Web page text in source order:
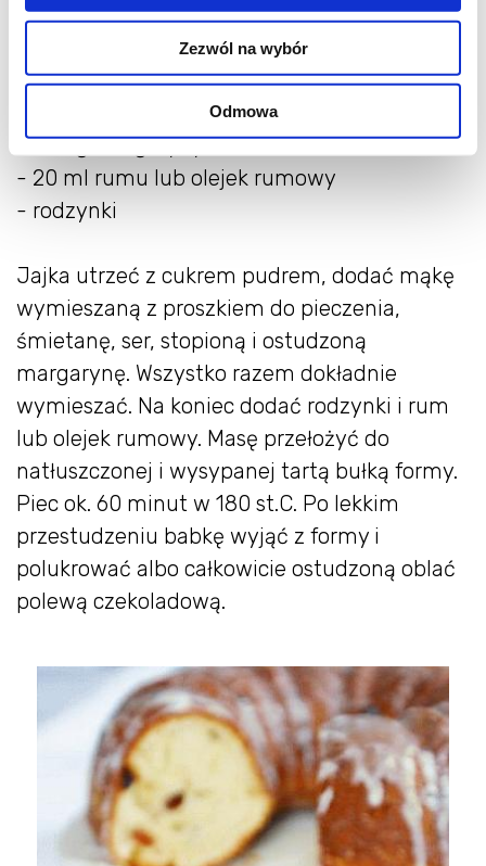
Zezwól na wybór
Odmowa
- 400 g mąki
- 1 łyżeczka proszku do pieczenia
- 1/2 szklanki kwaśnej śmietany
- 200 g zmielonego sera twarogowego
- 200 g margaryny
- 20 ml rumu lub olejek rumowy
- rodzynki
Jajka utrzeć z cukrem pudrem, dodać mąkę
wymieszaną z proszkiem do pieczenia,
śmietanę, ser, stopioną i ostudzoną
margarynę. Wszystko razem dokładnie
wymieszać. Na koniec dodać rodzynki i rum
lub olejek rumowy. Masę przełożyć do
natłuszczonej i wysypanej tartą bułką formy.
Piec ok. 60 minut w 180 st.C. Po lekkim
przestudzeniu babkę wyjąć z formy i
polukrować albo całkowicie ostudzoną oblać
polewą czekoladową.